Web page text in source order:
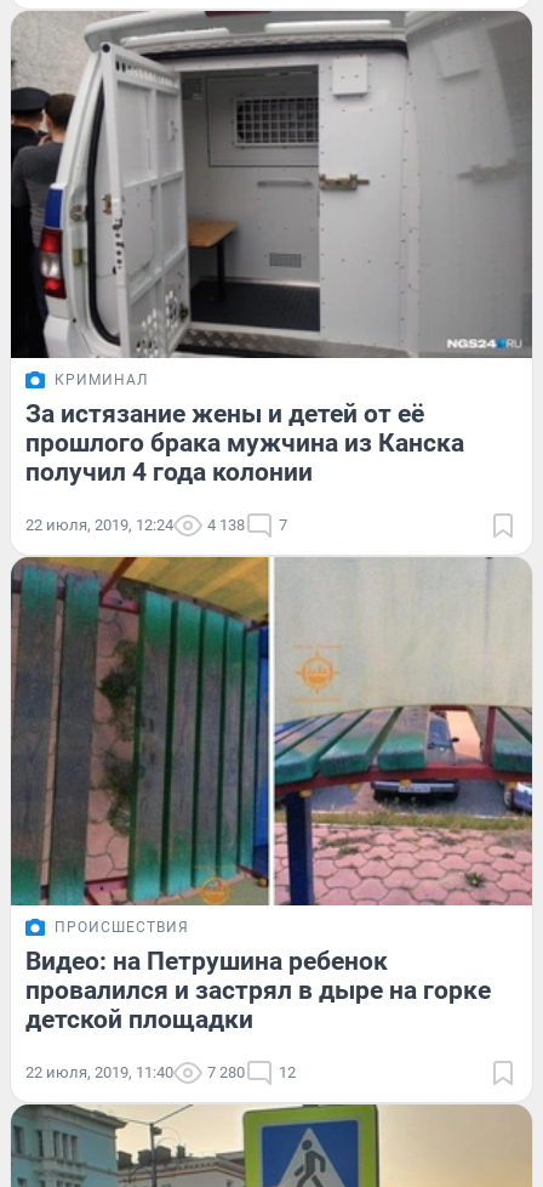
КРИМИНАЛ
За истязание жены и детей от её
прошлого брака мужчина из Канска
получил 4 года колонии
22 июля, 2019, 12:24 4 138 7
ПРОИСШЕСТВИЯ
Видео: на Петрушина ребенок
провалился и застрял в дыре на горке
детской площадки
22 июля, 2019, 11:40 7 280 12